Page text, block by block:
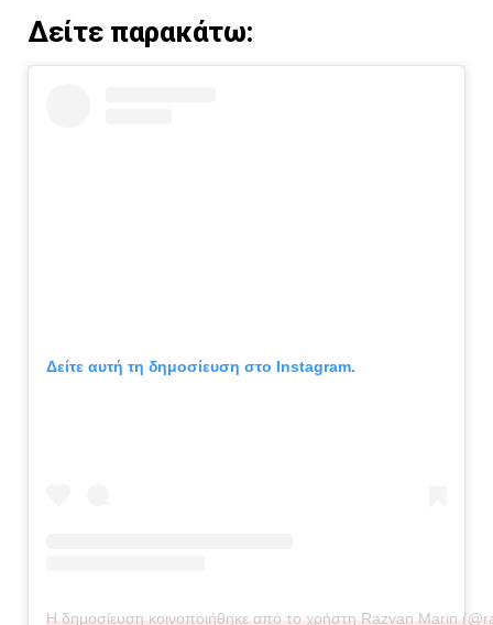
Δείτε παρακάτω:
Δείτε αυτή τη δημοσίευση στο Instagram.
Η δημοσίευση κοινοποιήθηκε από το χρήστη Razvan Marin